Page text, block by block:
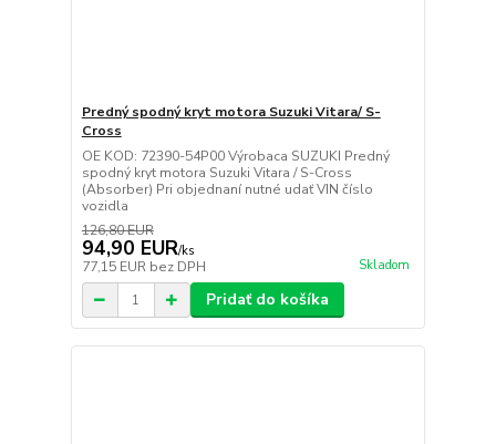
Predný spodný kryt motora Suzuki Vitara/ S-
Cross
OE KOD: 72390-54P00 Výrobaca SUZUKI Predný
spodný kryt motora Suzuki Vitara / S-Cross
(Absorber) Pri objednaní nutné udať VIN číslo
vozidla
126,80 EUR
94,90 EUR/ks
77,15 EUR bez DPH Skladom
Pridať do košíka